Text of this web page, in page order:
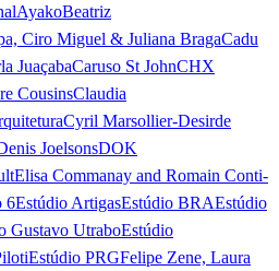
AyakoBeatriz
Ciro Miguel & Juliana BragaCadu
JuaçabaCaruso St JohnCHX
CousinsClaudia
Cyril Marsollier-Desirde
JoelsonsDOK
Elisa Commanay and Romain Conti-
6Estúdio ArtigasEstúdio BRAEstúdio
Gustavo UtraboEstúdio
Estúdio PRGFelipe Zene, Laura